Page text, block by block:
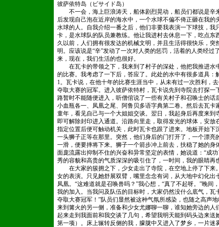
彼萨依特岛（ビサイド岛）
不一会，海上巨浪涛天，船体剧烈晃动，船员们都说是辛
后发现自己泡在近岸的海水中，一个水球不偏不倚正砸在我
水球的人。自我介绍一番之后，他们非要我表演一下球技，
卡，是水球队的队员兼教练。他让我进村去休息一下，吃点
久以前，人们拥有很发达的机械文明，并且生活得很快乐，突
明。应该说是“辛”发动了一次对人类的惩罚，活着的人类经过
来，现在，我们生活的也很好。
在瓦卡的带领之下，我来到了村子的深处，他把我推进水
的比赛。我考虑了一下后，答应了。此处的水中有很多道具
1。瓦卡说，在他十年的比赛生涯当中，从未有过一次胜利，
夺取大赛的冠军。进入彼萨依特村，瓦卡说先到寺院去打探
路暂时不能随便进入，听僧倌说了一些有关村子和召唤士的话
小血瓶各一、凤凰之尾、阿鲁贝多语字典第二卷。然后去瓦
童年，看见自己与一个大姐姐交谈。翌日，我起身后再度来
即可解除封印进入通道。沿路向里走，取得发光的球体，安
指定位置后便可触动机关，此时瓦卡也跟了进来。地板开始
一头狮子正等在那里。突然，他们身后的门打开了，一个漂
一滑，便要摔将下来。狮子一个箭步冲上前去，扶稳了她的
面庞流露出抑制不住的兴奋和异常坚定的表情，她说道：“成
秀的容貌和高贵的气质深深的吸引住了，一时间，我的眼睛再
在大家的簇拥之下，少女走出了寺院，在空地上停了下来
女的表演。只见她舒展双臂，嘴里念念有词，从大地中幻化
凤凰。“这难道就是召唤兽吗？”我心想，“真了不起呀。”晚间
我的加入。当我问及队伍的目标时，大家仍然没什么底气，瓦
夺取大赛冠军！”队员们显然被这种气氛所感染，也随之高声
来到篝火的另一侧，准备和少女尤娜聊一聊，谁知她旁边的
起来走到我面前和我交谈了几句，希望我明天能到码头边来
第一项）。床上辗转反侧的我，朦胧中又进入了梦乡，一片